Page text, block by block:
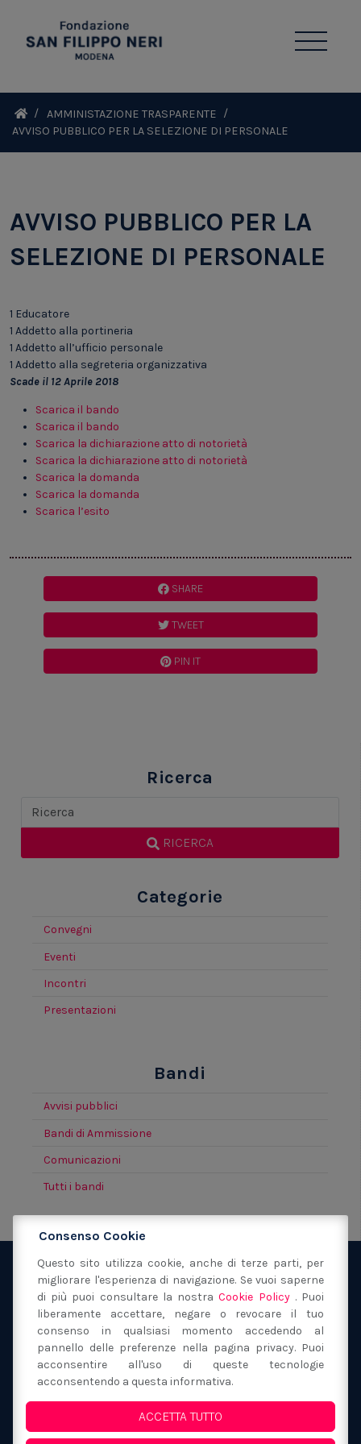
AMMINISTAZIONE TRASPARENTE
AVVISO PUBBLICO PER LA SELEZIONE DI PERSONALE
AVVISO PUBBLICO PER LA
SELEZIONE DI PERSONALE
1 Educatore
1 Addetto alla portineria
1 Addetto all’ufficio personale
1 Addetto alla segreteria organizzativa
Scade il 12 Aprile 2018
Scarica il bando
Scarica il bando
Scarica la dichiarazione atto di notorietà
Scarica la dichiarazione atto di notorietà
Scarica la domanda
Scarica la domanda
Scarica l’esito
SHARE
TWEET
PIN IT
Ricerca
RICERCA
Categorie
Convegni
Eventi
Incontri
Presentazioni
Bandi
Avvisi pubblici
Bandi di Ammissione
Comunicazioni
Tutti i bandi
Fondazione San Filippo Neri Modena via Sant'Orsola
41121 Modena
059 217149
segreteria@fondazionesanfilipponeri.it C.F.
80017130362
Privacy Policy e Cookie
Whistleblowing
Consenso Cookie
Questo sito utilizza cookie, anche di terze parti, per
migliorare l'esperienza di navigazione. Se vuoi saperne
di più puoi consultare la nostraCookie Policy . Puoi
liberamente accettare, negare o revocare il tuo
consenso in qualsiasi momento accedendo al
pannello delle preferenze nella pagina privacy. Puoi
acconsentire all'uso di queste tecnologie
acconsentendo a questa informativa.
ACCETTA TUTTO